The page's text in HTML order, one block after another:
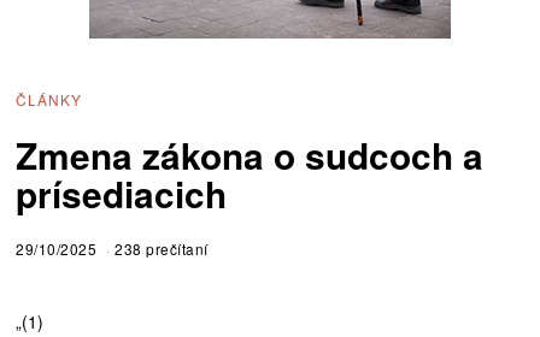
ČLÁNKY
Zmena zákona o sudcoch a
prísediacich
29/10/2025 238 prečítaní
„(1)